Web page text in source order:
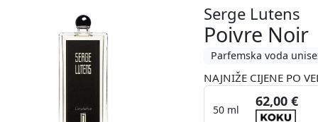
Serge Lutens
Poivre Noir
Parfemska voda
NAJNIŽE CIJENE PO
50 ml
62,00 €